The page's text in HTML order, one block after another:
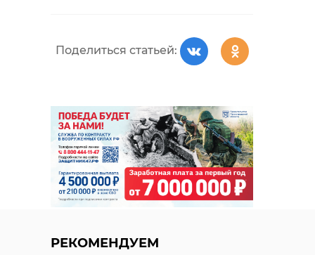
Поделиться статьей:
РЕКОМЕНДУЕМ